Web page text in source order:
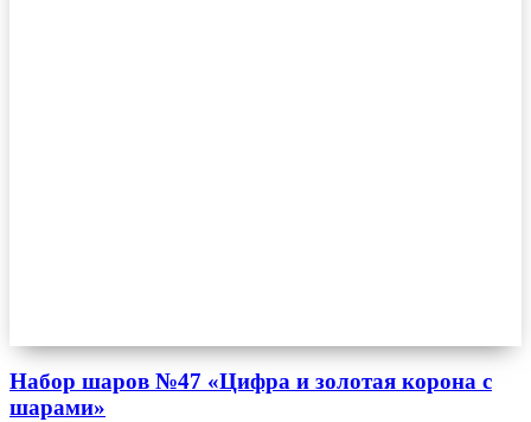
Набор шаров №47 «Цифра и золотая корона с
шарами»